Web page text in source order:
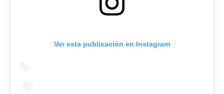
Ver esta publicación en Instagram